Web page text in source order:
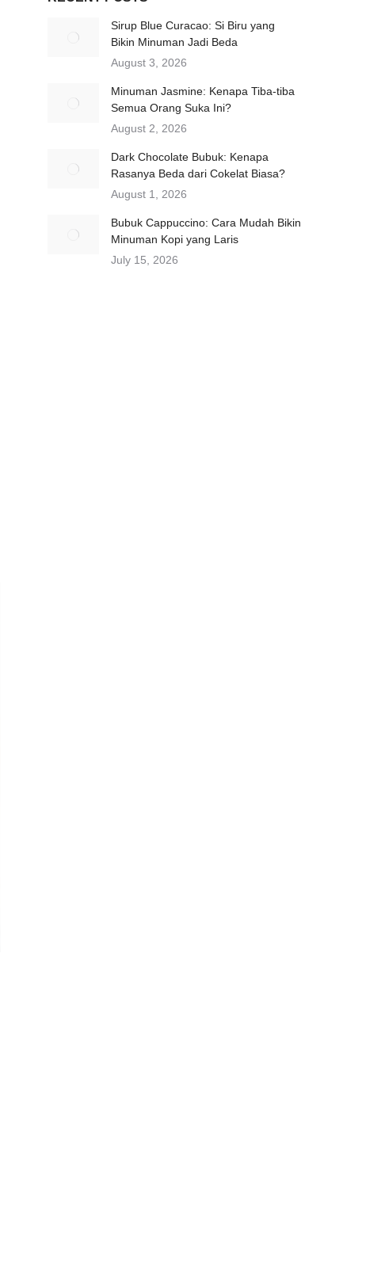
Sirup Blue Curacao: Si Biru yang
Bikin Minuman Jadi Beda
August 3, 2026
Minuman Jasmine: Kenapa Tiba-tiba
Semua Orang Suka Ini?
August 2, 2026
Dark Chocolate Bubuk: Kenapa
Rasanya Beda dari Cokelat Biasa?
August 1, 2026
Bubuk Cappuccino: Cara Mudah Bikin
Minuman Kopi yang Laris
July 15, 2026